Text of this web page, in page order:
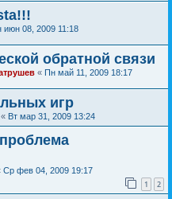
июн 08, 2009 11:18
обратной связи
« Пн май 11, 2009 18:17
игр
« Вт мар 31, 2009 13:24
Ср фев 04, 2009 19:17
1 2